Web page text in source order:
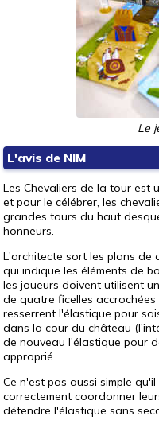
Le
L'avis de NIM
Les Chevaliers de la tour est
et pour le célébrer, les
grandes tours du haut
honneurs.
L'architecte sort les plans de
qui indique les éléments de
les joueurs doivent utilisent
de quatre ficelles
resserrent l'élastique pour
dans la cour du château
de nouveau l'élastique pour
approprié.
Ce n'est pas aussi simple
correctement coordonner
détendre l'élastique sans